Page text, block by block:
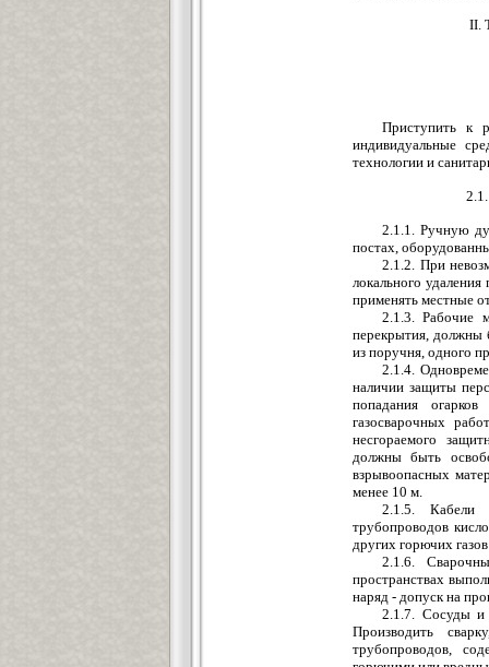
II.
Приступить к
индивидуальные
технологии и
2.1.1. Ручную
постах,
2.1.2. При
локального
применять местные
2.1.3. Рабочие
перекрытия, должны
из поручня, одного
2.1.4.
наличии защиты
попадания
газосварочных
несгораемого
должны быть
взрывоопасных
менее 10 м.
2.1.5. Кабели
трубопроводов
других горючих
2.1.6.
пространствах
наряд - допуск на
2.1.7. Сосуды и
Производить
трубопроводов,